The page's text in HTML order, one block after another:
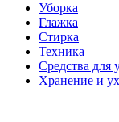
Уборка
Глажка
Стирка
Техника
Средства для
Хранение и